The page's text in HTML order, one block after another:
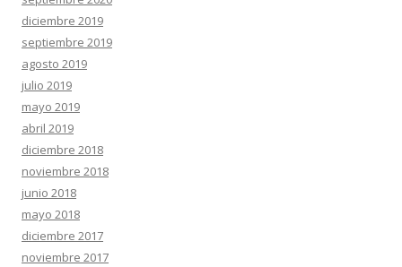
diciembre 2019
septiembre 2019
agosto 2019
julio 2019
mayo 2019
abril 2019
diciembre 2018
noviembre 2018
junio 2018
mayo 2018
diciembre 2017
noviembre 2017